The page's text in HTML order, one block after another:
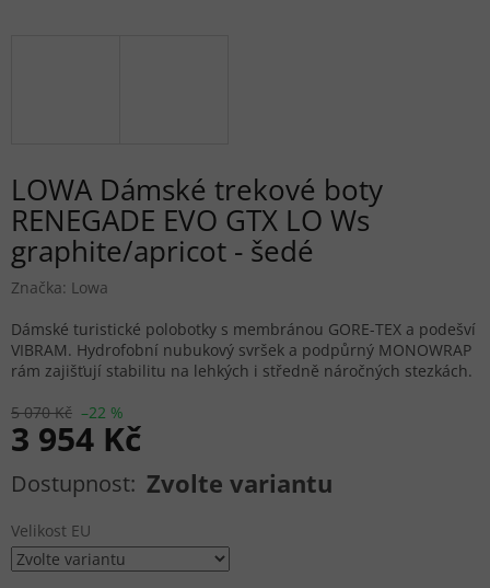
LOWA Dámské trekové boty
RENEGADE EVO GTX LO Ws
graphite/apricot - šedé
Značka: Lowa
5 070 Kč –22 %
3 954 Kč
Měrná cena: Zvolte variantu
Velikost EU
Dámské turistické polobotky s membránou GORE-TEX a podešví
VIBRAM. Hydrofobní nubukový svršek a podpůrný MONOWRAP
rám zajišťují stabilitu na lehkých i středně náročných stezkách.